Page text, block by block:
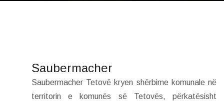
Saubermacher
Saubermacher Tetovë kryen shërbime komunale në
territorin e komunës së Tetovës, përkatësisht